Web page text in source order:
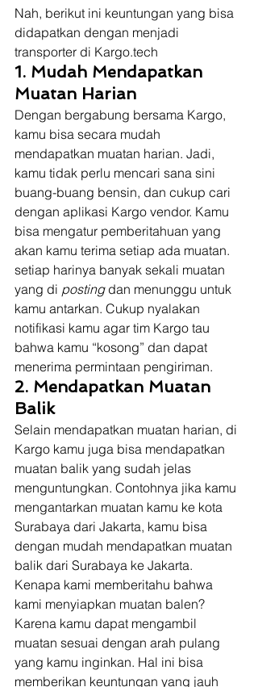
Nah, berikut ini keuntungan yang bisa
didapatkan dengan menjadi
transporter di Kargo.tech
1. Mudah Mendapatkan
Muatan Harian
Dengan bergabung bersama Kargo,
kamu bisa secara mudah
mendapatkan muatan harian. Jadi,
kamu tidak perlu mencari sana sini
buang-buang bensin, dan cukup cari
dengan aplikasi Kargo vendor. Kamu
bisa mengatur pemberitahuan yang
akan kamu terima setiap ada muatan.
setiap harinya banyak sekali muatan
yang di posting dan menunggu untuk
kamu antarkan. Cukup nyalakan
notifikasi kamu agar tim Kargo tau
bahwa kamu “kosong” dan dapat
menerima permintaan pengiriman.
2. Mendapatkan Muatan
Balik
Selain mendapatkan muatan harian, di
Kargo kamu juga bisa mendapatkan
muatan balik yang sudah jelas
menguntungkan. Contohnya jika kamu
mengantarkan muatan kamu ke kota
Surabaya dari Jakarta, kamu bisa
dengan mudah mendapatkan muatan
balik dari Surabaya ke Jakarta.
Kenapa kami memberitahu bahwa
kami menyiapkan muatan balen?
Karena kamu dapat mengambil
muatan sesuai dengan arah pulang
yang kamu inginkan. Hal ini bisa
memberikan keuntungan yang jauh